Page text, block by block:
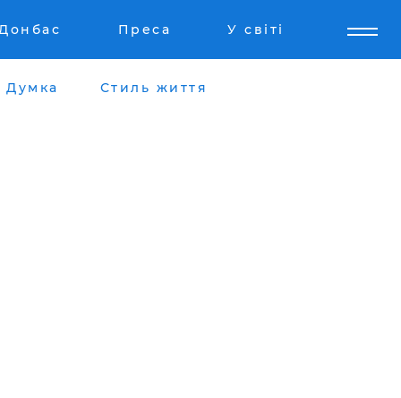
Преса У світі
Думка Стиль життя